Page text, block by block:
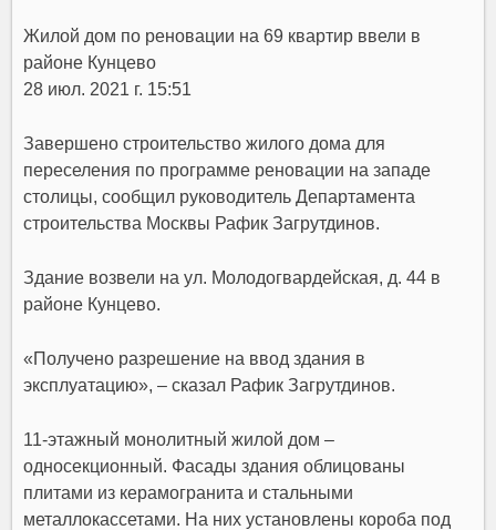
Жилой дом по реновации на 69 квартир ввели в
районе Кунцево
28 июл. 2021 г. 15:51
Завершено строительство жилого дома для
переселения по программе реновации на западе
столицы, сообщил руководитель Департамента
строительства Москвы Рафик Загрутдинов.
Здание возвели на ул. Молодогвардейская, д. 44 в
районе Кунцево.
«Получено разрешение на ввод здания в
эксплуатацию», – сказал Рафик Загрутдинов.
11-этажный монолитный жилой дом –
односекционный. Фасады здания облицованы
плитами из керамогранита и стальными
металлокассетами. На них установлены короба под